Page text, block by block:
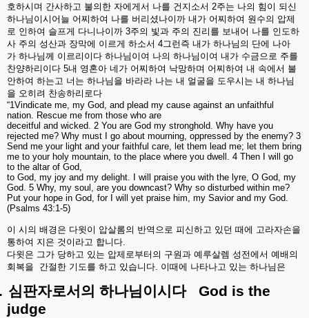
호하시며 간사하고 불의한 자에게서 나를 건지소서 2주는 나의 힘이 되신
하나님이시어늘 어찌하여 나를 버리셨나이까 내가 어찌하여 원수의 압제
로 인하여 슬프게 다니나이까 3주의 빛과 주의 진리를 보내어 나를 인도하
사 주의 성산과 장막에 이르게 하소서 4그런즉 내가 하나님의 단에 나아
가 하나님께 이르리이다 하나님이여 나의 하나님이여 내가 수금으로 주를
찬양하리이다 5내 영혼아 네가 어찌하여 낙망하며 어찌하여 내 속에서 불
안하여 하는고 너는 하나님을 바라라 나는 내 얼굴을 도우시는 내 하나님
을 오히려 찬송하리로다
“1Vindicate me, my God, and plead my cause against an unfaithful
nation. Rescue me from those who are
deceitful and wicked. 2 You are God my stronghold. Why have you
rejected me? Why must I go about mourning, oppressed by the enemy? 3
Send me your light and your faithful care, let them lead me; let them bring
me to your holy mountain, to the place where you dwell. 4 Then I will go
to the altar of God,
to God, my joy and my delight. I will praise you with the lyre, O God, my
God. 5 Why, my soul, are you downcast? Why so disturbed within me?
Put your hope in God, for I will yet praise him, my Savior and my God.
(Psalms 43:1-5)
이 시의 배경은 다윗이 압살롬의 반역으로 피신하고 있던 때에 고라자손을
통하여 지은 것이라고 합니다.
다윗은 그가 당하고 있는 압제로부터의 구원과 예루살렘 성전에서 예배의
회복을
간절한 기도를 하고 있습니다. 이때에 나타나고 있는 하나님은
심판자로서의 하나님이시다
God is the
judge